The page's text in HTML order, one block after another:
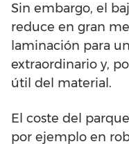
Sin embargo, el
reduce en gran
laminación para
extraordinario y,
útil del material.
El coste del
por ejemplo en